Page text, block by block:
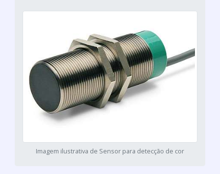
Imagem ilustrativa de Sensor para detecção de cor